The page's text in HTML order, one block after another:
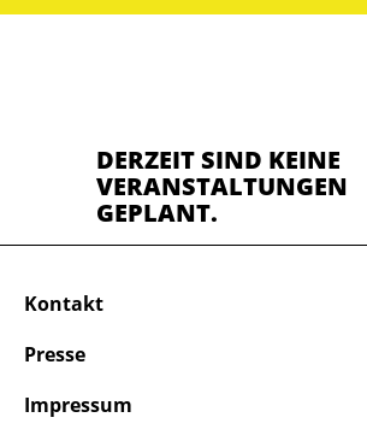
DERZEIT SIND KEINE
VERANSTALTUNGEN
GEPLANT.
Kontakt
Presse
Impressum